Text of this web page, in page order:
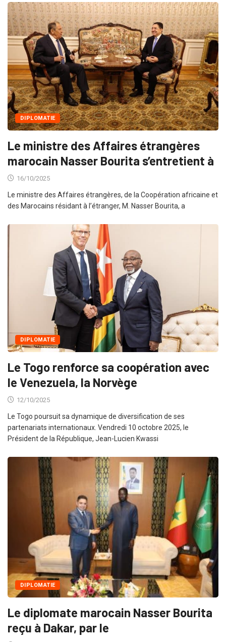
DIPLOMATIE
Le ministre des Affaires étrangères
marocain Nasser Bourita s’entretient à
16/10/2025
Le ministre des Affaires étrangères, de la Coopération africaine et
des Marocains résidant à l’étranger, M. Nasser Bourita, a
DIPLOMATIE
Le Togo renforce sa coopération avec
le Venezuela, la Norvège
12/10/2025
Le Togo poursuit sa dynamique de diversification de ses
partenariats internationaux. Vendredi 10 octobre 2025, le
Président de la République, Jean-Lucien Kwassi
DIPLOMATIE
Le diplomate marocain Nasser Bourita
reçu à Dakar, par le